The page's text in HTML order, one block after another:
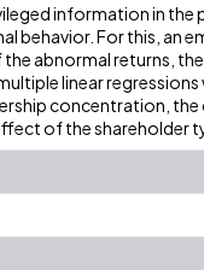
information in
behavior. For this, an
abnormal returns,
linear
concentration,
of the shareholder